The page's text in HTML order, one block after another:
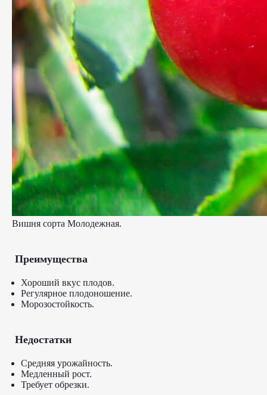
Вишня сорта Молодежная.
Преимущества
Хороший вкус плодов.
Регулярное плодоношение.
Морозостойкость.
Недостатки
Средняя урожайность.
Медленный рост.
Требует обрезки.